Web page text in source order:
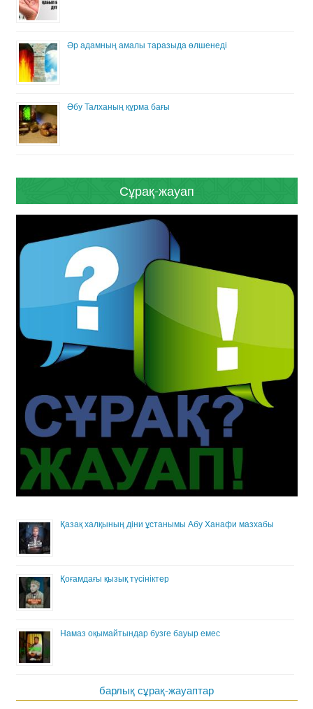
Әр адамның амалы таразыда өлшенеді
Әбу Талханың құрма бағы
Сұрақ-жауап
Қазақ халқының діни ұстанымы Абу Ханафи мазхабы
Қоғамдағы қызық түсініктер
Намаз оқымайтындар бузге бауыр емес
барлық сұрақ-жауаптар